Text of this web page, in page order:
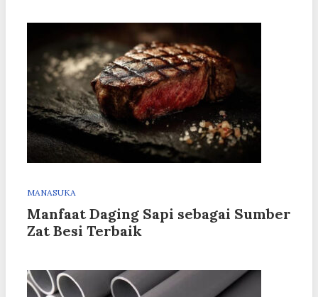
MANASUKA
Manfaat Daging Sapi sebagai Sumber
Zat Besi Terbaik